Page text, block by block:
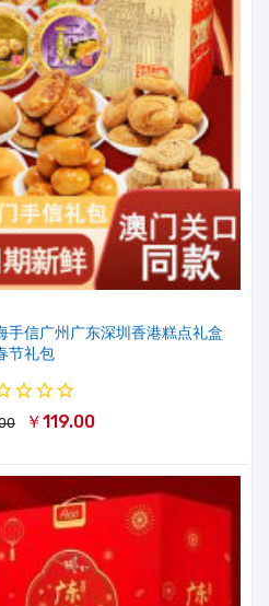
手信广州广东深圳香港糕点礼盒
节礼包
￥119.00